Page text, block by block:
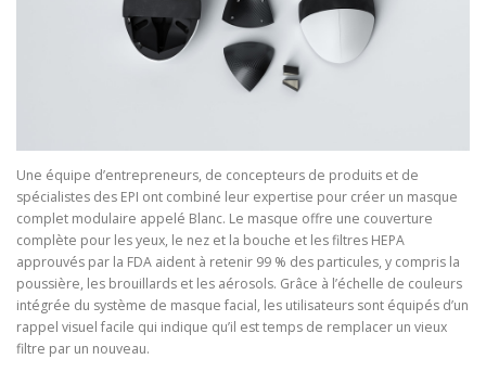
Une équipe d’entrepreneurs, de concepteurs de produits et de
spécialistes des EPI ont combiné leur expertise pour créer un masque
complet modulaire appelé Blanc. Le masque offre une couverture
complète pour les yeux, le nez et la bouche et les filtres HEPA
approuvés par la FDA aident à retenir 99 % des particules, y compris la
poussière, les brouillards et les aérosols. Grâce à l’échelle de couleurs
intégrée du système de masque facial, les utilisateurs sont équipés d’un
rappel visuel facile qui indique qu’il est temps de remplacer un vieux
filtre par un nouveau.